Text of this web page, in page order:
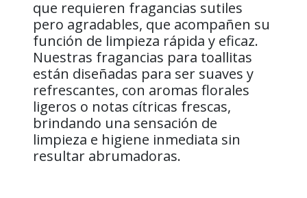
que requieren fragancias sutiles
pero agradables, que acompañen su
función de limpieza rápida y eficaz.
Nuestras fragancias para toallitas
están diseñadas para ser suaves y
refrescantes, con aromas florales
ligeros o notas cítricas frescas,
brindando una sensación de
limpieza e higiene inmediata sin
resultar abrumadoras.